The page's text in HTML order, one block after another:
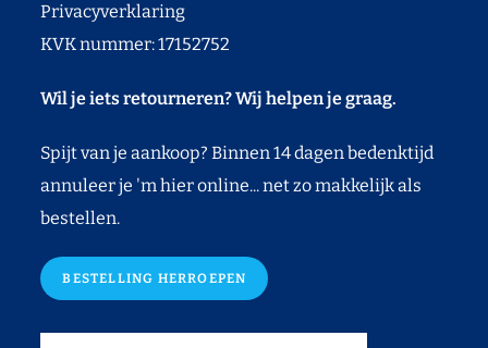
Privacyverklaring
KVK nummer: 17152752
Wil je iets retourneren? Wij helpen je graag.
Spijt van je aankoop? Binnen 14 dagen bedenktijd
annuleer je 'm hier online... net zo makkelijk als
bestellen.
BESTELLING HERROEPEN